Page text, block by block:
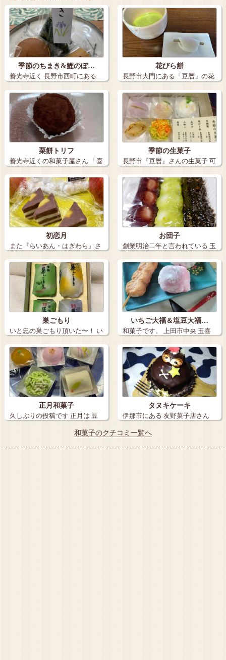
季節のちまき&鯉のぼ…
善光寺近く 長野市西町にある
和菓子…
花びら餅
長野市大門にある「豆暦」の花
びら餅です。…
栗餅トリフ
善光寺近くの和菓子屋さん 「喜
世栄」 …
季節の生菓子
長野市『豆暦』さんの生菓子 可
愛いのが…
初恋月
また『らいあん・はぎわら』さ
んの 和菓…
お団子
創業明治二年と言われている 玉
喜屋さん…
巣ごもり
いと忠の巣ごもり頂いた〜！ い
つも厳選…
いちご大福＆塩豆大福…
和菓子です。 上田市中央 玉喜
屋さ…
正月和菓子
久しぶりの投稿です 正月は 豆
タヌキケーキ
伊那市にある 友野菓子店さん
で、 タヌ…
和菓子のクチコミ一覧へ